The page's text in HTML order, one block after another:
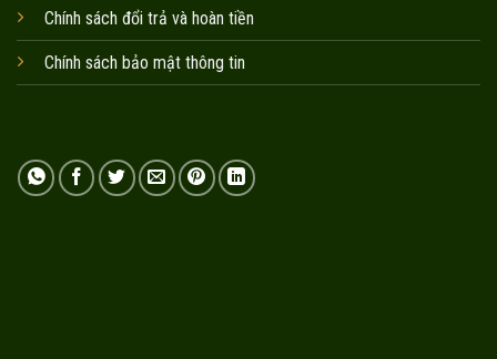
Chính sách đổi trả và hoàn tiền
Chính sách bảo mật thông tin